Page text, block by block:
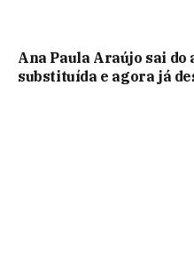
Ana Paula Araújo sai do
substituída e agora já